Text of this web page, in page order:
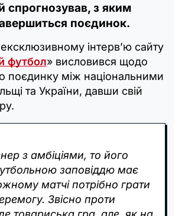
з яким
поєдинок.
інтерв’ю сайту
футбол» висловився щодо
поєдинку між національними
та України, давши свій
з амбіціями, то його
заповіддю має
матчі потрібно грати
Звісно проти